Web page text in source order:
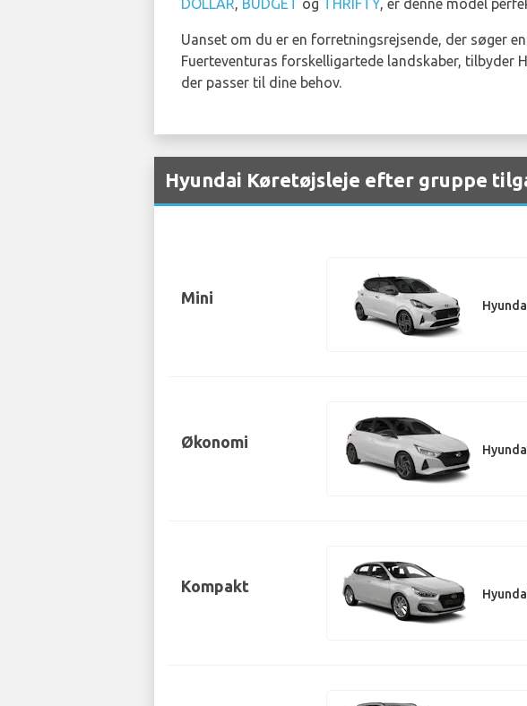
DOLLAR, BUDGET og THRIFTY, er denne model
Uanset om du er en forretningsrejsende, der søger
Fuerteventuras forskelligartede landskaber, tilbyder
der passer til dine behov.
Hyundai Køretøjsleje efter gruppe
Mini
Økonomi
Kompakt